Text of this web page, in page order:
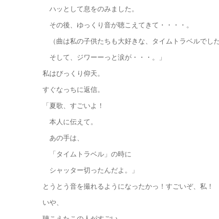
ハッとして息をのみました。
その後、ゆっくり音が聴こえてきて・・・・。
（曲は私の子供たちも大好きな、タイムトラベルでし
そして、ジワーーっと涙が・・・。」
私はびっくり仰天。
すぐなっちに返信。
「夏歌、すごいよ！
本人に伝えて。
あの手は、
「タイムトラベル」の時に
シャッター切ったんだよ。」
とうとう音を撮れるようになったかっ！すごいぞ、私！
いや、